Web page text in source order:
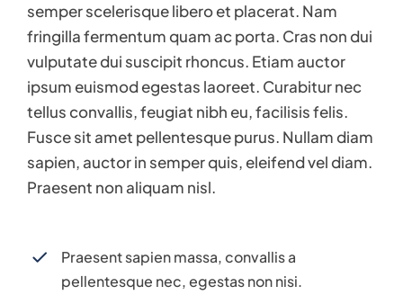
semper scelerisque libero et placerat. Nam
fringilla fermentum quam ac porta. Cras non dui
vulputate dui suscipit rhoncus. Etiam auctor
ipsum euismod egestas laoreet. Curabitur nec
tellus convallis, feugiat nibh eu, facilisis felis.
Fusce sit amet pellentesque purus. Nullam diam
sapien, auctor in semper quis, eleifend vel diam.
Praesent non aliquam nisl.
Praesent sapien massa, convallis a
pellentesque nec, egestas non nisi.